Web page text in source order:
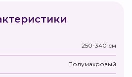
250-340 см
Полумахровый